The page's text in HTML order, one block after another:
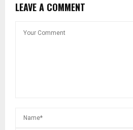
LEAVE A COMMENT